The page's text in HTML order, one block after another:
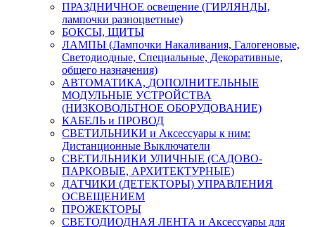
ПРАЗДНИЧНОЕ освещение (ГИРЛЯНДЫ,
лампочки разноцветные)
БОКСЫ, ЩИТЫ
ЛАМПЫ (Лампочки Накаливания, Галогеновые,
Светодиодные, Специальные, Декоративные,
общего назначения)
АВТОМАТИКА, ДОПОЛНИТЕЛЬНЫЕ
МОДУЛЬНЫЕ УСТРОЙСТВА
(НИЗКОВОЛЬТНОЕ ОБОРУДОВАНИЕ)
КАБЕЛЬ и ПРОВОД
СВЕТИЛЬНИКИ и Аксессуары к ним:
Дистанционные Выключатели
СВЕТИЛЬНИКИ УЛИЧНЫЕ (САДОВО-
ПАРКОВЫЕ, АРХИТЕКТУРНЫЕ)
ДАТЧИКИ (ДЕТЕКТОРЫ) УПРАВЛЕНИЯ
ОСВЕЩЕНИЕМ
ПРОЖЕКТОРЫ
СВЕТОДИОДНАЯ ЛЕНТА и Аксессуары для